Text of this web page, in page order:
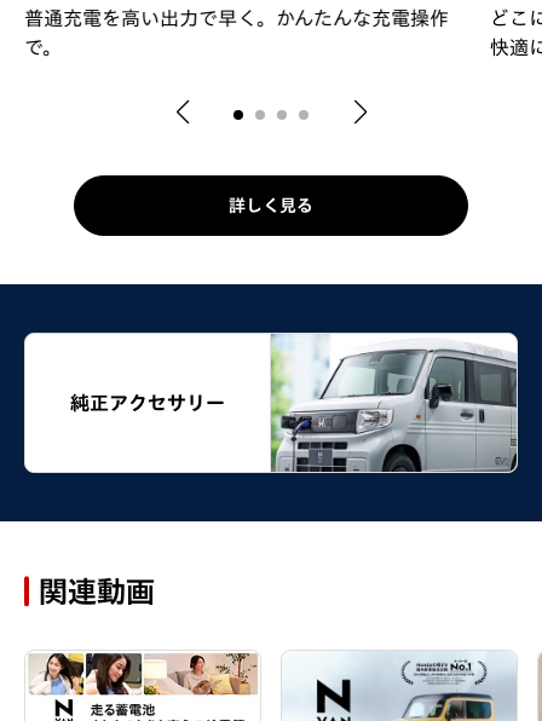
普通充電を高い出力で早く。かんたんな充電操作
で。
どこ
快適
詳しく見る
純正アクセサリー
関連動画